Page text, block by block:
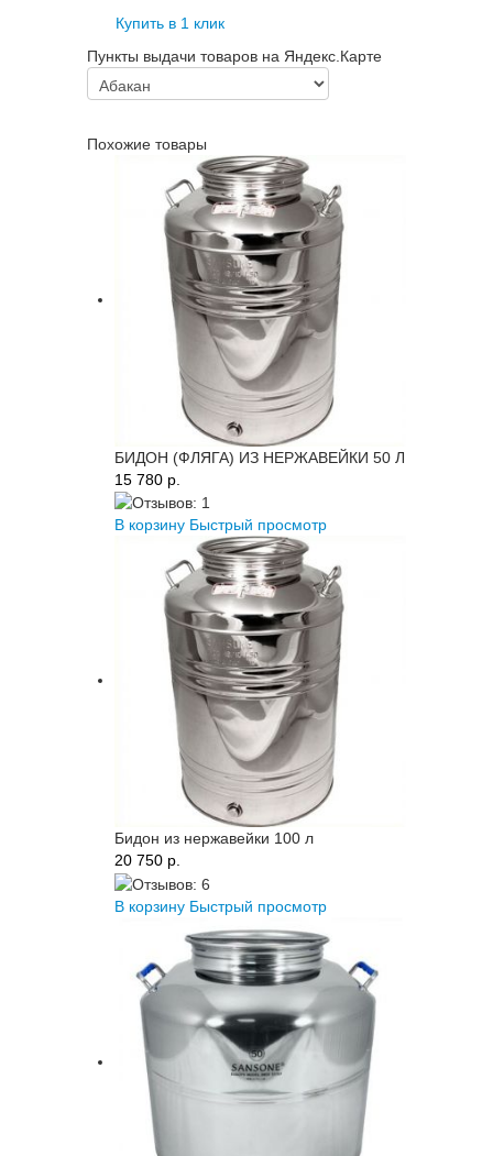
Купить в 1 клик
Пункты выдачи товаров на Яндекс.Карте
Похожие товары
БИДОН (ФЛЯГА) ИЗ НЕРЖАВЕЙКИ 50 Л
15 780 p.
В корзину Быстрый просмотр
Бидон из нержавейки 100 л
20 750 p.
В корзину Быстрый просмотр